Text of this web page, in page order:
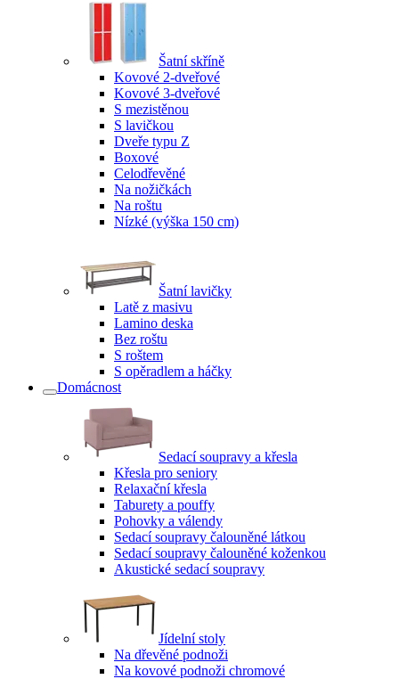
Šatní skříně
Kovové 2-dveřové
Kovové 3-dveřové
S mezistěnou
S lavičkou
Dveře typu Z
Boxové
Celodřevěné
Na nožičkách
Na roštu
Nízké (výška 150 cm)
Šatní lavičky
Latě z masivu
Lamino deska
Bez roštu
S roštem
S opěradlem a háčky
Domácnost
Sedací soupravy a křesla
Křesla pro seniory
Relaxační křesla
Taburety a pouffy
Pohovky a válendy
Sedací soupravy čalouněné látkou
Sedací soupravy čalouněné koženkou
Akustické sedací soupravy
Jídelní stoly
Na dřevěné podnoži
Na kovové podnoži chromové